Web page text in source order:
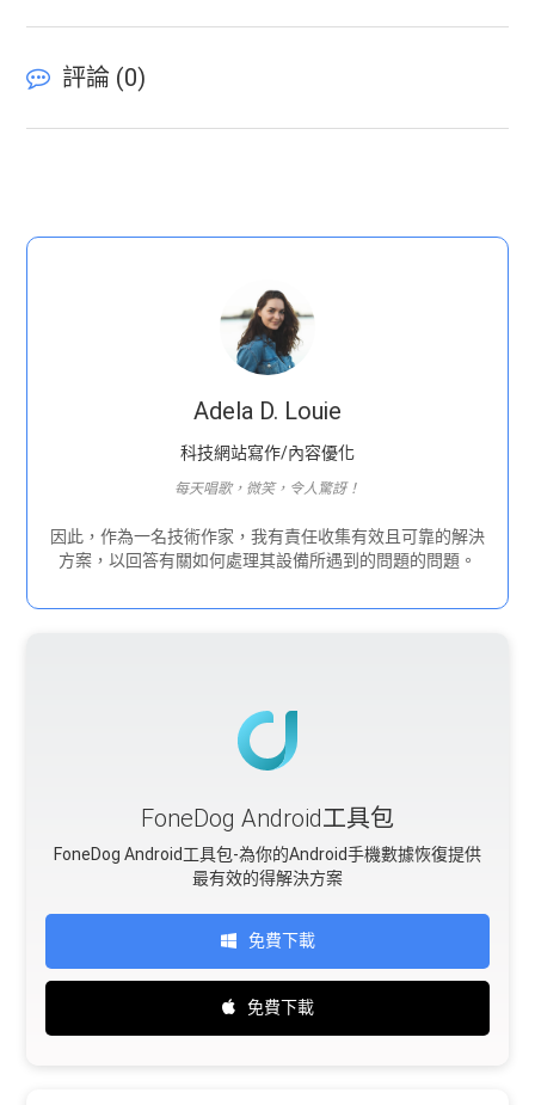
評論 (0)
Adela D. Louie
科技網站寫作/內容優化
每天唱歌，微笑，令人驚訝！
因此，作為一名技術作家，我有責任收集有效且可靠的解決
方案，以回答有關如何處理其設備所遇到的問題的問題。
FoneDog Android工具包
FoneDog Android工具包-為你的Android手機數據恢復提供
最有效的得解決方案
免費下載
免費下載